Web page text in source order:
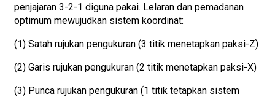
penjajaran 3-2-1 diguna pakai. Lelaran dan pemadanan
optimum mewujudkan sistem koordinat:
(1) Satah rujukan pengukuran (3 titik menetapkan paksi-Z)
(2) Garis rujukan pengukuran (2 titik menetapkan paksi-X)
(3) Punca rujukan pengukuran (1 titik tetapkan sistem